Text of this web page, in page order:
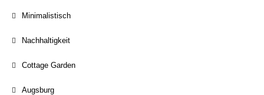
Minimalistisch
Nachhaltigkeit
Cottage Garden
Augsburg